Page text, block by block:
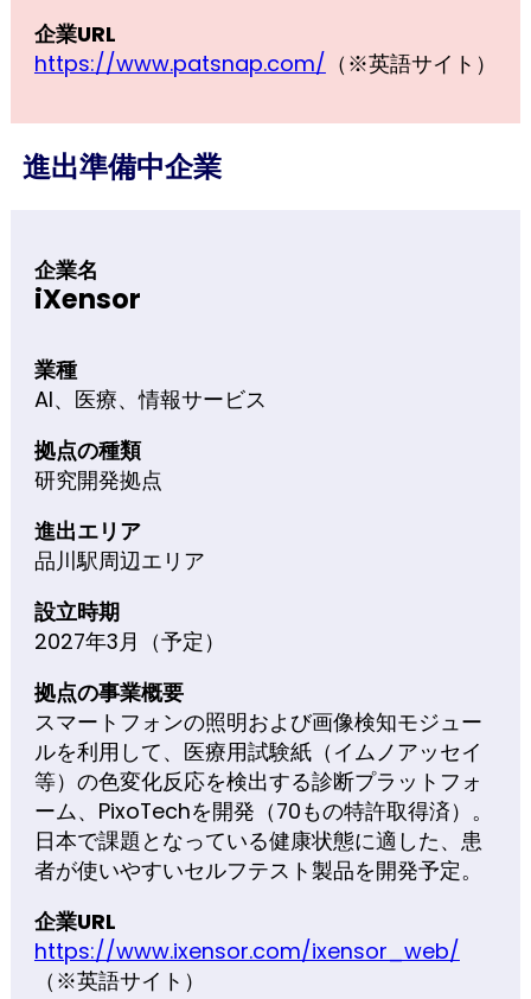
企業URL
https://www.patsnap.com/ （※英語サイト）
進出準備中企業
企業名
iXensor
業種
AI、医療、情報サービス
拠点の種類
研究開発拠点
進出エリア
品川駅周辺エリア
設立時期
2027年3月（予定）
拠点の事業概要
スマートフォンの照明および画像検知モジュー
ルを利用して、医療用試験紙（イムノアッセイ
等）の色変化反応を検出する診断プラットフォ
ーム、PixoTechを開発（70もの特許取得済）。
日本で課題となっている健康状態に適した、患
者が使いやすいセルフテスト製品を開発予定。
企業URL
https://www.ixensor.com/ixensor_web/
（※英語サイト）